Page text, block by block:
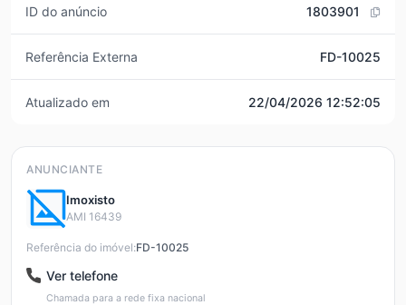
ID do anúncio 1803901
Referência Externa FD-10025
Atualizado em 22/04/2026 12:52:05
ANUNCIANTE
Imoxisto
AMI 16439
Referência do imóvel:FD-10025
Ver telefone
Chamada para a rede fixa nacional